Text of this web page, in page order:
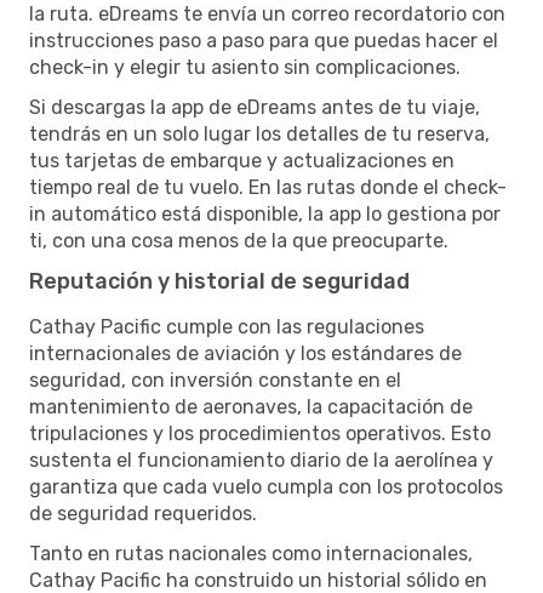
la ruta. eDreams te envía un correo recordatorio con
instrucciones paso a paso para que puedas hacer el
check-in y elegir tu asiento sin complicaciones.
Si descargas la app de eDreams antes de tu viaje,
tendrás en un solo lugar los detalles de tu reserva,
tus tarjetas de embarque y actualizaciones en
tiempo real de tu vuelo. En las rutas donde el check-
in automático está disponible, la app lo gestiona por
ti, con una cosa menos de la que preocuparte.
Reputación y historial de seguridad
Cathay Pacific cumple con las regulaciones
internacionales de aviación y los estándares de
seguridad, con inversión constante en el
mantenimiento de aeronaves, la capacitación de
tripulaciones y los procedimientos operativos. Esto
sustenta el funcionamiento diario de la aerolínea y
garantiza que cada vuelo cumpla con los protocolos
de seguridad requeridos.
Tanto en rutas nacionales como internacionales,
Cathay Pacific ha construido un historial sólido en